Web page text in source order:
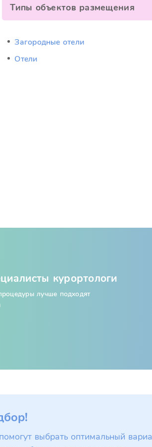
Типы объектов размещения
Загородные отели
Отели
курортологи
лучше подходят
выбрать оптимальный